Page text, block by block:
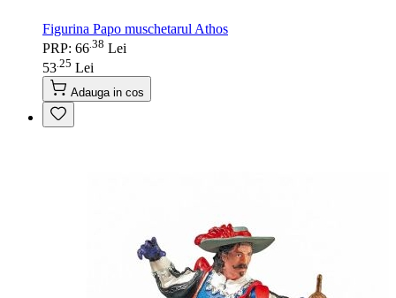
Figurina Papo muschetarul Athos
PRP: 66 38 Lei
53 25 Lei
Adauga in cos